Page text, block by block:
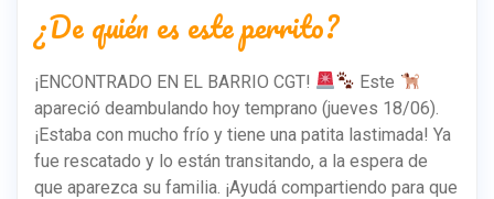
¿De quién es este perrito?
¡ENCONTRADO EN EL BARRIO CGT!
Este
apareció deambulando hoy temprano (jueves 18/06).
¡Estaba con mucho frío y tiene una patita lastimada! Ya
fue rescatado y lo están transitando, a la espera de
que aparezca su familia. ¡Ayudá compartiendo para que